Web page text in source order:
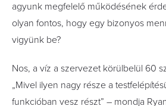
agyunk megfelelő működésének
olyan fontos, hogy egy bizonyos
vigyünk be?
Nos, a víz a szervezet körülbelül 60
„Mivel ilyen nagy része a
funkcióban vesz részt” – mondja